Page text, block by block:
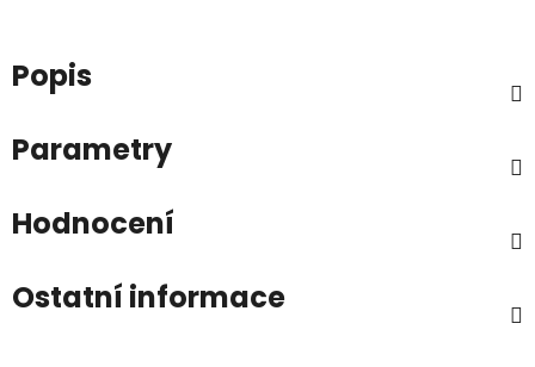
Popis
Parametry
Hodnocení
Ostatní informace